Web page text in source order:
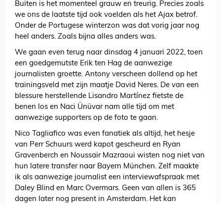
Buiten is het momenteel grauw en treurig. Precies zoals
we ons de laatste tijd ook voelden als het Ajax betrof.
Onder de Portugese winterzon was dat vorig jaar nog
heel anders. Zoals bijna alles anders was.
We gaan even terug naar dinsdag 4 januari 2022, toen
een goedgemutste Erik ten Hag de aanwezige
journalisten groette. Antony verscheen dollend op het
trainingsveld met zijn maatje David Neres. De van een
blessure herstellende Lisandro Martínez fietste de
benen los en Naci Ünüvar nam alle tijd om met
aanwezige supporters op de foto te gaan.
Nico Tagliafico was even fanatiek als altijd, het hesje
van Perr Schuurs werd kapot gescheurd en Ryan
Gravenberch en Noussair Mazraoui wisten nog niet van
hun latere transfer naar Bayern München. Zelf maakte
ik als aanwezige journalist een interviewafspraak met
Daley Blind en Marc Overmars. Geen van allen is 365
dagen later nog present in Amsterdam. Het kan